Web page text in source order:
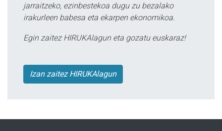
jarraitzeko, ezinbestekoa dugu zu bezalako
irakurleen babesa eta ekarpen ekonomikoa.
Egin zaitez HIRUKAlagun eta gozatu euskaraz!
Izan zaitez HIRUKAlagun